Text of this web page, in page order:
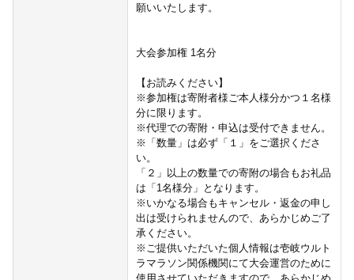
願いいたします。
大会参加権 1名分
【お読みください】
※参加権は寄附者様ご本人様分かつ１名様
分に限ります。
※代理での寄附・申込は受付できません。
※「数量」は必ず「１」をご選択くださ
い。
「２」以上の数量での寄附の場合もお礼品
は「1名様分」となります。
※いかなる場合もキャンセル・返金の申し
出は受けられませんので、あらかじめご了
承ください。
※ご提供いただいた個人情報は壱岐ウルト
ラマラソン関係機関にて大会運営のために